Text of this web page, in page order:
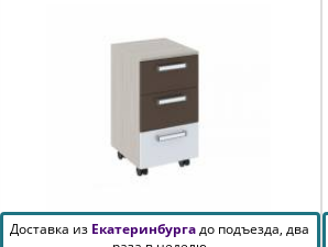
Доставка из Екатеринбургадо подъезда, два